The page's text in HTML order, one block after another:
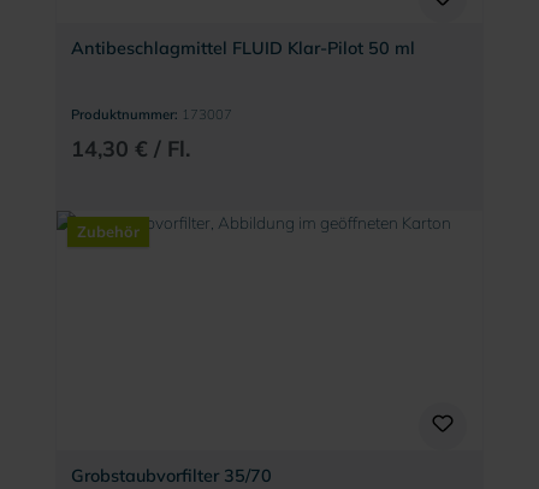
Antibeschlagmittel FLUID Klar-Pilot 50 ml
Produktnummer: 173007
14,30 € / Fl.
Zubehör
Grobstaubvorfilter 35/70